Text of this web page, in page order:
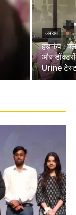
अपराध
हड़कंप :
और
Urine